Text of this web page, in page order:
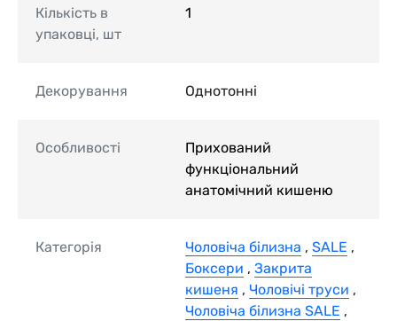
Кількість в
упаковці, шт
1
Декорування Однотонні
Особливості
Прихований
функціональний
анатомічний кишеню
Категорія Чоловіча білизна , SALE ,
Боксери , Закрита
кишеня , Чоловічі труси ,
Чоловіча білизна SALE ,